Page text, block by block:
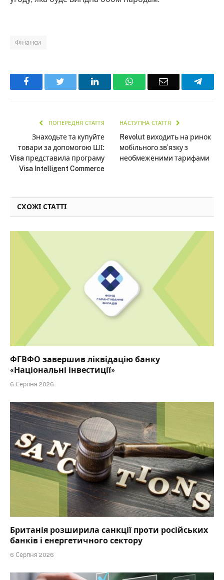
Фінанси
Facebook LinkedInWhatsAppEmail
ПОПЕРЕДНЯ СТАТТЯ
Знаходьте та купуйте
товари за допомогою ШІ:
Visa представила програму
Visa Intelligent Commerce
НАСТУПНА СТАТТЯ
Revolut виходить на ринок
мобільного зв’язку з
необмеженими тарифами
СХОЖІ СТАТТІ
ФГВФО завершив ліквідацію банку
«Національні інвестиції»
6 Серпня 2026
Британія розширила санкції проти російських
банків і енергетичного сектору
6 Серпня 2026